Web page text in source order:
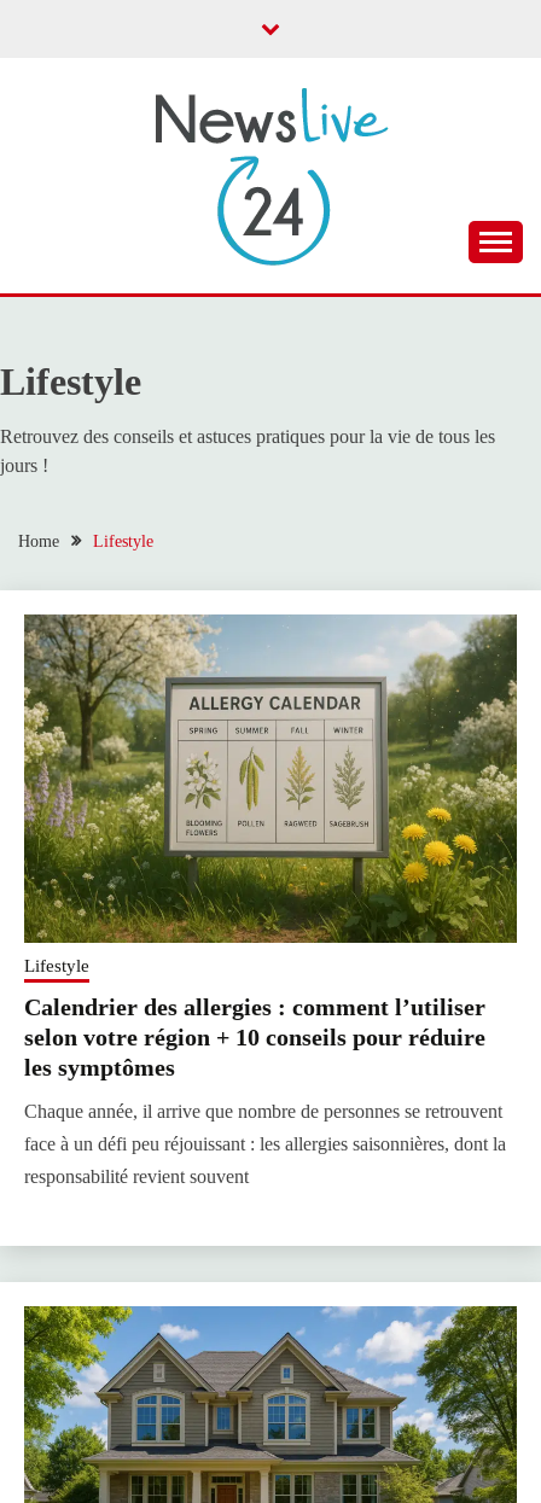
NEWS LIVE 24
Lifestyle
Retrouvez des conseils et astuces pratiques pour la vie de tous les
jours !
Home Lifestyle
Lifestyle
Calendrier des allergies : comment l’utiliser
selon votre région + 10 conseils pour réduire
les symptômes
Chaque année, il arrive que nombre de personnes se retrouvent
face à un défi peu réjouissant : les allergies saisonnières, dont la
responsabilité revient souvent